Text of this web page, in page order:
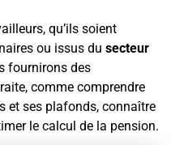
qu’ils soient
ou issus du secteur
fournirons des
comme comprendre
et ses plafonds, connaître
le calcul de la pension.